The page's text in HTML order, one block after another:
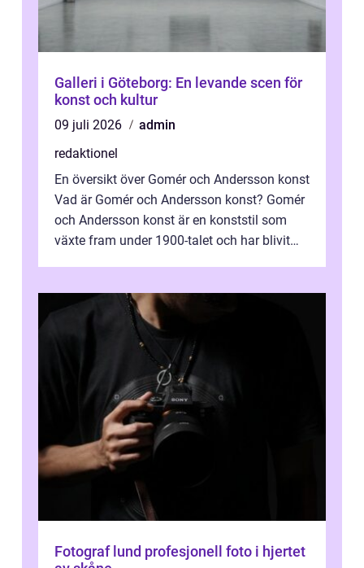
Galleri i Göteborg: En levande scen för
konst och kultur
09 juli 2026
admin
redaktionel
En översikt över Gomér och Andersson konst
Vad är Gomér och Andersson konst? Gomér
och Andersson konst är en konststil som
växte fram under 1900-talet och har blivit
Fotograf lund profesjonell foto i hjertet